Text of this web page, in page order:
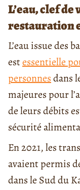
L’eau, clef
restauration
L’eau issue des
estessentielle
personnesdans
majeures pour
de leurs débits
sécurité
En 2021, les
avaient permis
dans le Sud du